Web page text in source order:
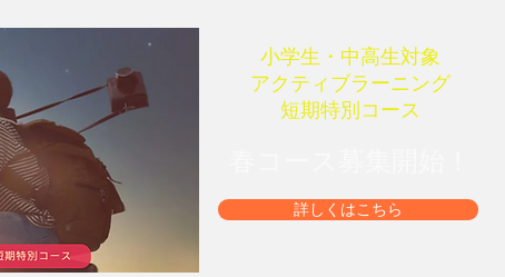
小学生・中高生対象
​アクティブラーニング
​短期特別コース
詳しくはこちら